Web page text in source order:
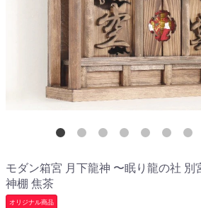
モダン箱宮 月下龍神 〜眠り龍の社 別
神棚 焦茶
オリジナル商品